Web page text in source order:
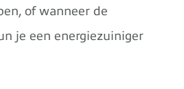
of wanneer de
je een energiezuiniger